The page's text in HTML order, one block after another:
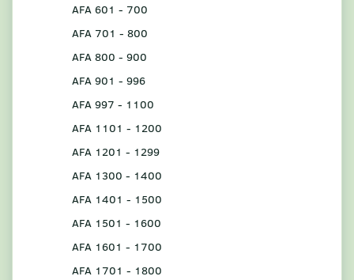
AFA 601 - 700
AFA 701 - 800
AFA 800 - 900
AFA 901 - 996
AFA 997 - 1100
AFA 1101 - 1200
AFA 1201 - 1299
AFA 1300 - 1400
AFA 1401 - 1500
AFA 1501 - 1600
AFA 1601 - 1700
AFA 1701 - 1800